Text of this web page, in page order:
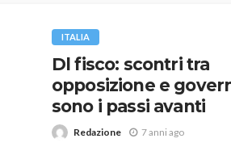
ITALIA
Dl fisco: scontri tra
opposizione e
sono i passi avanti
Redazione 7 anni ago
prato
786
passione per
abbracciano la
god 9 mesi ago